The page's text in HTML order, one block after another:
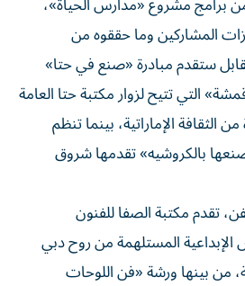
المشاركين وما حققوه من
ستقدم مبادرة «صنع في حتا»
التي تتيح لزوار مكتبة حتا العامة
الإماراتية، بينما تنظم
بالكروشيه» تقدمها شروق
تقدم مكتبة الصفا للفنون
المستلهمة من روح دبي
من بينها ورشة «فن اللوحات